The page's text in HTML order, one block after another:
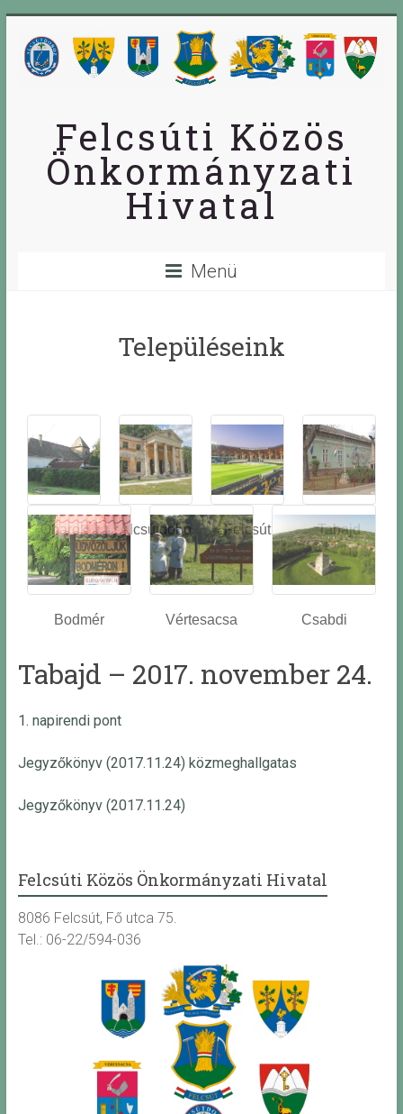
Felcsúti Közös
Önkormányzati
Hivatal
Menü
Településeink
Óbarok
Alcsútdobo
z
Felcsút Tabajd
Bodmér Vértesacsa Csabdi
Tabajd – 2017. november 24.
1. napirendi pont
Jegyzőkönyv (2017.11.24) közmeghallgatas
Jegyzőkönyv (2017.11.24)
Felcsúti Közös Önkormányzati Hivatal
8086 Felcsút, Fő utca 75.
Tel.: 06-22/594-036